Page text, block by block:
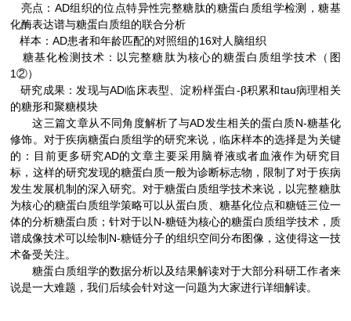
亮点：AD组织的位点特异性完整糖肽的糖蛋白质组学检测，糖基
化酶表达谱与糖蛋白质组的联合分析
样本：AD患者和年龄匹配的对照组的16对人脑组织
糖基化检测技术：以完整糖肽为核心的糖蛋白质组学技术（图
1②）
研究成果：发现与AD临床表型、淀粉样蛋白-β积累和tau病理相关
的糖形和聚糖模块
这三篇文章从不同角度解析了与AD发生相关的蛋白质N-糖基化
修饰。对于疾病糖蛋白质组学的研究来说，临床样本的选择是为关键
的：目前更多研究AD的文章主要采用脑脊液或者血液作为研究目
标，这样的研究发现的糖蛋白质一般为诊断标志物，限制了对于疾病
发生发展机制的深入研究。对于糖蛋白质组学技术来说，以完整糖肽
为核心的糖蛋白质组学策略可以从蛋白质、糖基化位点和糖链三位一
体的分析糖蛋白质；针对于以 N-糖链为核心的糖蛋白质组学技术，质
谱成像技术可以绘制 N-糖链分子的组织空间分布图像，这使得这一技
术备受关注。
糖蛋白质组学的数据分析以及结果解读对于大部分科研工作者来
说是一大难题，我们后续会针对这一问题为大家进行详细解读。